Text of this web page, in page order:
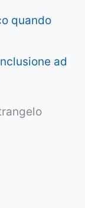
quando
ad